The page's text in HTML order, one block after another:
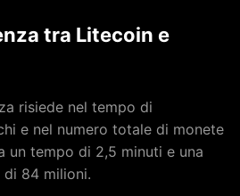
tra Litecoin e
risiede nel tempo di
e nel numero totale di monete
un tempo di 2,5 minuti e una
di 84 milioni.